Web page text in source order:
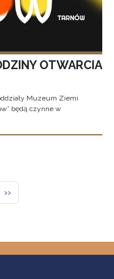
OTWARCIA
Muzeum Ziemi
będą czynne w
Następna strona
››